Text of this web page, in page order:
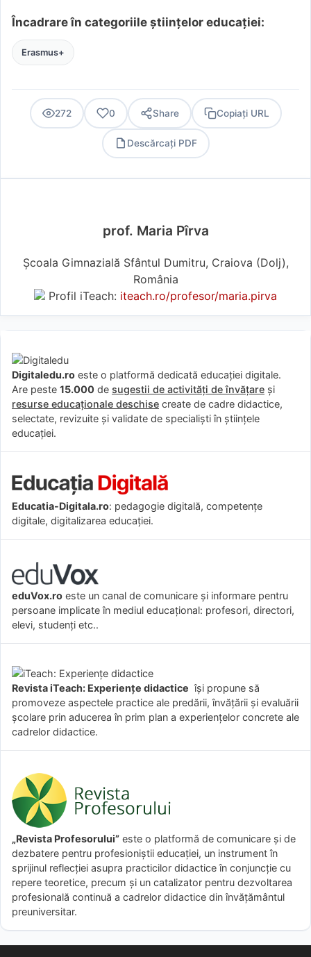
Încadrare în categoriile științelor educației:
Erasmus+
272 0 Share Copiați URL
Descărcați PDF
prof. Maria Pîrva
Școala Gimnazială Sfântul Dumitru, Craiova (Dolj),
România
Profil iTeach: iteach.ro/profesor/maria.pirva
Digitaledu.ro este o platformă dedicată educației digitale.
Are peste 15.000 de sugestii de activități de învățare și
resurse educaționale deschise create de cadre didactice,
selectate, revizuite și validate de specialiști în științele
educației.
Educatia-Digitala.ro: pedagogie digitală, competențe
digitale, digitalizarea educației.
eduVox.ro este un canal de comunicare și informare pentru
persoane implicate în mediul educațional: profesori, directori,
elevi, studenți etc..
Revista iTeach: Experienţe didactice îşi propune să
promoveze aspectele practice ale predării, învăţării şi evaluării
şcolare prin aducerea în prim plan a experienţelor concrete ale
cadrelor didactice.
„Revista Profesorului” este o platformă de comunicare și de
dezbatere pentru profesioniștii educației, un instrument în
sprijinul reflecției asupra practicilor didactice în conjuncție cu
repere teoretice, precum și un catalizator pentru dezvoltarea
profesională continuă a cadrelor didactice din învățământul
preuniversitar.